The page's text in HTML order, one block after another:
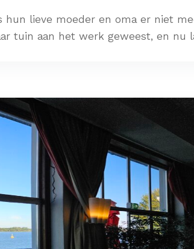
hun lieve moeder en oma er niet
tuin aan het werk geweest, en nu